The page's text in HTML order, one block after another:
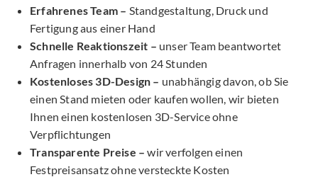
Erfahrenes Team – Standgestaltung, Druck und
Fertigung aus einer Hand
Schnelle Reaktionszeit – unser Team beantwortet
Anfragen innerhalb von 24 Stunden
Kostenloses 3D-Design – unabhängig davon, ob Sie
einen Stand mieten oder kaufen wollen, wir bieten
Ihnen einen kostenlosen 3D-Service ohne
Verpflichtungen
Transparente Preise – wir verfolgen einen
Festpreisansatz ohne versteckte Kosten